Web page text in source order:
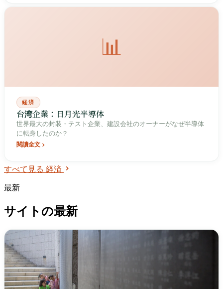
📊
経済
台湾企業：日月光半導体
世界最大の封装・テスト企業、建設会社のオーナーがなぜ半導体
に転身したのか？
閱讀全文
すべて見る 経済
最新
サイトの最新